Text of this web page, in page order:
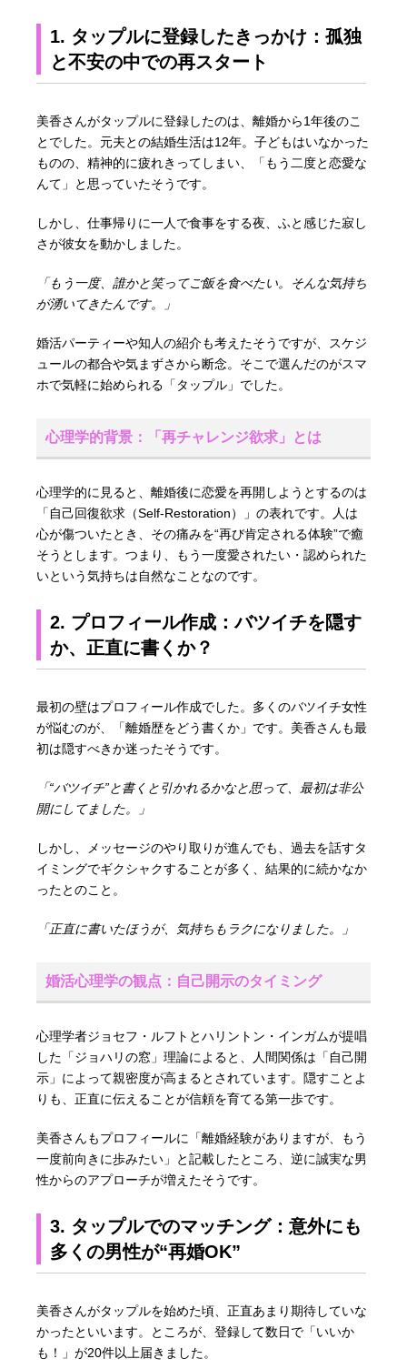
1. タップルに登録したきっかけ：孤独
と不安の中での再スタート
美香さんがタップルに登録したのは、離婚から1年後のこ
とでした。元夫との結婚生活は12年。子どもはいなかった
ものの、精神的に疲れきってしまい、「もう二度と恋愛な
んて」と思っていたそうです。
しかし、仕事帰りに一人で食事をする夜、ふと感じた寂し
さが彼女を動かしました。
「もう一度、誰かと笑ってご飯を食べたい。そんな気持ち
が湧いてきたんです。」
婚活パーティーや知人の紹介も考えたそうですが、スケジ
ュールの都合や気まずさから断念。そこで選んだのがスマ
ホで気軽に始められる「タップル」でした。
心理学的背景：「再チャレンジ欲求」とは
心理学的に見ると、離婚後に恋愛を再開しようとするのは
「自己回復欲求（Self-Restoration）」の表れです。人は
心が傷ついたとき、その痛みを“再び肯定される体験”で癒
そうとします。つまり、もう一度愛されたい・認められた
いという気持ちは自然なことなのです。
2. プロフィール作成：バツイチを隠す
か、正直に書くか？
最初の壁はプロフィール作成でした。多くのバツイチ女性
が悩むのが、「離婚歴をどう書くか」です。美香さんも最
初は隠すべきか迷ったそうです。
「“バツイチ”と書くと引かれるかなと思って、最初は非公
開にしてました。」
しかし、メッセージのやり取りが進んでも、過去を話すタ
イミングでギクシャクすることが多く、結果的に続かなか
ったとのこと。
「正直に書いたほうが、気持ちもラクになりました。」
婚活心理学の観点：自己開示のタイミング
心理学者ジョセフ・ルフトとハリントン・インガムが提唱
した「ジョハリの窓」理論によると、人間関係は「自己開
示」によって親密度が高まるとされています。隠すことよ
りも、正直に伝えることが信頼を育てる第一歩です。
美香さんもプロフィールに「離婚経験がありますが、もう
一度前向きに歩みたい」と記載したところ、逆に誠実な男
性からのアプローチが増えたそうです。
3. タップルでのマッチング：意外にも
多くの男性が“再婚OK”
美香さんがタップルを始めた頃、正直あまり期待していな
かったといいます。ところが、登録して数日で「いいか
も！」が20件以上届きました。